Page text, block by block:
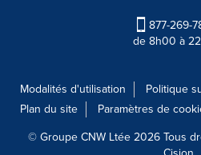
877-269-
de 8h00 à
Modalités d'utilisation
Politique
Plan du site
Paramètres de
© Groupe CNW Ltée 2026 Tous